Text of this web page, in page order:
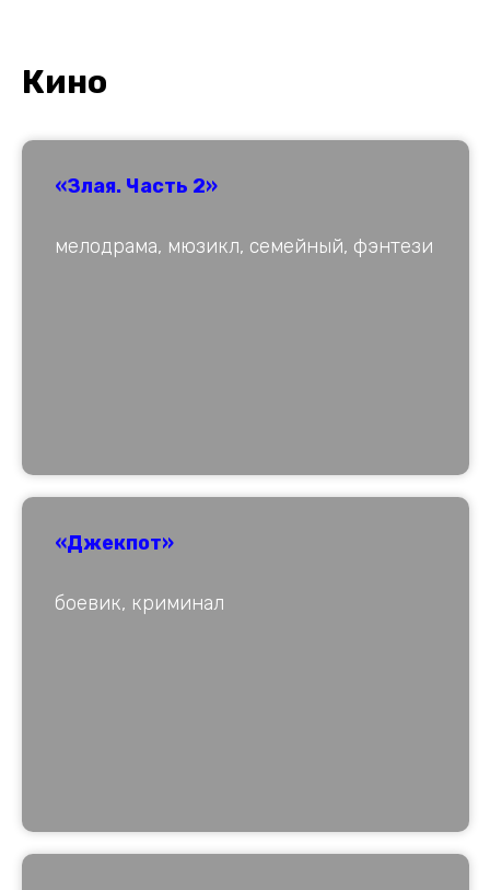
Кино
«Злая. Часть 2»
мелодрама, мюзикл, семейный, фэнтези
«Джекпот»
боевик, криминал